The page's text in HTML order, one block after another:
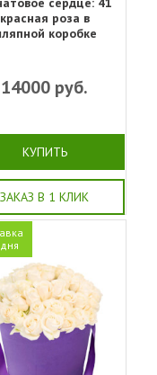
красная роза в
коробке
14000 руб.
КУПИТЬ
ЗАКАЗ В 1 КЛИК